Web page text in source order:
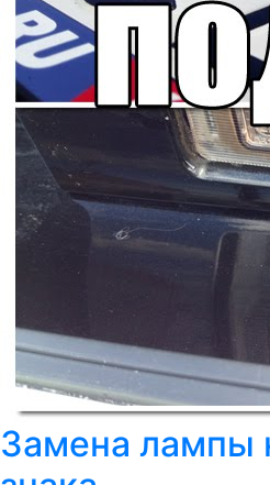
Замена лампы